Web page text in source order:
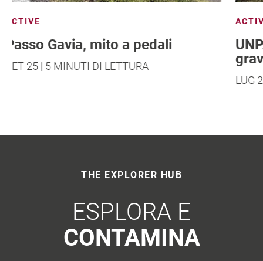
UNPAVED ROADS Val di Sole,
gravel social ride
THE EXPLORER HUB
ESPLORA E
CONTAMINA